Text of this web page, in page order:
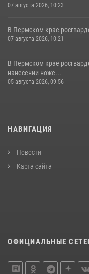
07 августа 2026, 10:23
В Пермском крае
07 августа 2026, 10:21
В Пермском крае
нанесении ноже...
05 августа 2026, 09:56
НАВИГАЦИЯ
Новости
Карта сайта
ОФИЦИАЛЬНЫЕ